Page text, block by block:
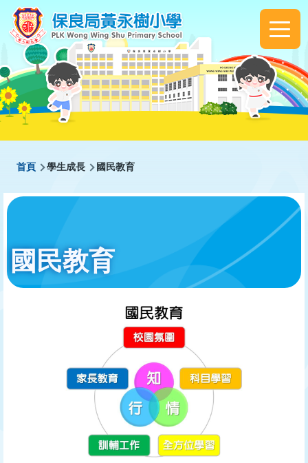
移至主內容
Main
navigation
導
航
連
首頁 學生成長 國民教育
國民教育